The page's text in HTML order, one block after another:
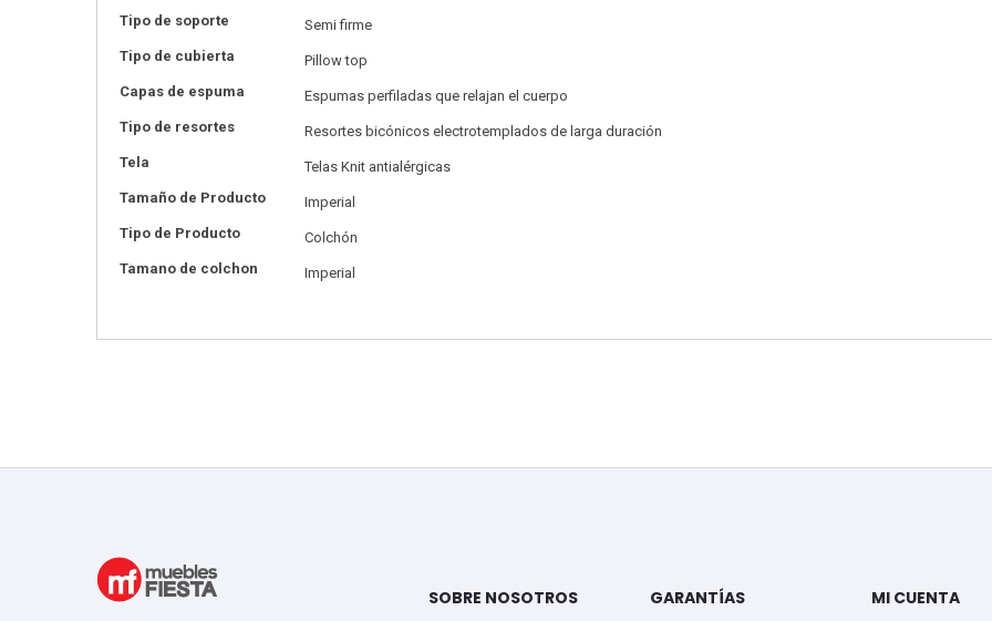
Tipo de soporte
Semi firme
Tipo de cubierta
Pillow top
Capas de espuma
Espumas perfiladas que relajan el cuerpo
Tipo de resortes
Resortes bicónicos electrotemplados de larga duración
Tela
Telas Knit antialérgicas
Tamaño de Producto
Imperial
Tipo de Producto
Colchón
Tamano de colchon
Imperial
SOBRE NOSOTROS GARANTÍAS MI CUENTA